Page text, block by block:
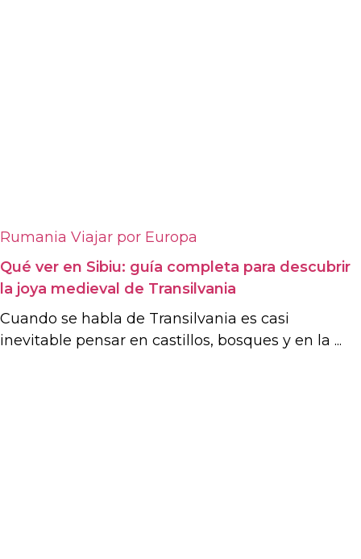
Rumania Viajar por Europa
Qué ver en Sibiu: guía completa para descubrir
la joya medieval de Transilvania
Cuando se habla de Transilvania es casi
inevitable pensar en castillos, bosques y en la ...